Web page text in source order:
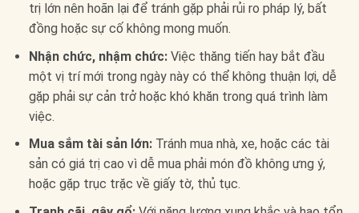
trị lớn nên hoãn lại để tránh gặp phải rủi ro pháp lý, bất
đồng hoặc sự cố không mong muốn.
Nhận chức, nhậm chức:Việc thăng tiến hay bắt đầu
một vị trí mới trong ngày này có thể không thuận lợi, dễ
gặp phải sự cản trở hoặc khó khăn trong quá trình làm
việc.
Mua sắm tài sản lớn:Tránh mua nhà, xe, hoặc các tài
sản có giá trị cao vì dễ mua phải món đồ không ưng ý,
hoặc gặp trục trặc về giấy tờ, thủ tục.